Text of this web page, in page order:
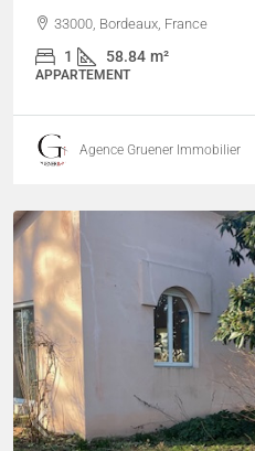
33000, Bordeaux, France
1 58.84 m²
APPARTEMENT
Agence Gruener Immobilier